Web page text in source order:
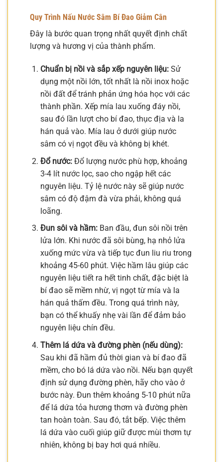
Quy Trình Nấu Nước Sâm Bí Đao Giảm Cân
Đây là bước quan trọng nhất quyết định chất
lượng và hương vị của thành phẩm.
Chuẩn bị nồi và sắp xếp nguyên liệu:Sử
dụng một nồi lớn, tốt nhất là nồi inox hoặc
nồi đất để tránh phản ứng hóa học với các
thành phần. Xếp mía lau xuống đáy nồi,
sau đó lần lượt cho bí đao, thục địa và la
hán quả vào. Mía lau ở dưới giúp nước
sâm có vị ngọt đều và không bị khét.
Đổ nước:Đổ lượng nước phù hợp, khoảng
3-4 lít nước lọc, sao cho ngập hết các
nguyên liệu. Tỷ lệ nước này sẽ giúp nước
sâm có độ đậm đà vừa phải, không quá
loãng.
Đun sôi và hầm:Ban đầu, đun sôi nồi trên
lửa lớn. Khi nước đã sôi bùng, hạ nhỏ lửa
xuống mức vừa và tiếp tục đun liu riu trong
khoảng 45-60 phút. Việc hầm lâu giúp các
nguyên liệu tiết ra hết tinh chất, đặc biệt là
bí đao sẽ mềm nhừ, vị ngọt từ mía và la
hán quả thấm đều. Trong quá trình này,
bạn có thể khuấy nhẹ vài lần để đảm bảo
nguyên liệu chín đều.
Thêm lá dứa và đường phèn (nếu dùng):
Sau khi đã hầm đủ thời gian và bí đao đã
mềm, cho bó lá dứa vào nồi. Nếu bạn quyết
định sử dụng đường phèn, hãy cho vào ở
bước này. Đun thêm khoảng 5-10 phút nữa
để lá dứa tỏa hương thơm và đường phèn
tan hoàn toàn. Sau đó, tắt bếp. Việc thêm
lá dứa vào cuối giúp giữ được mùi thơm tự
nhiên, không bị bay hơi quá nhiều.